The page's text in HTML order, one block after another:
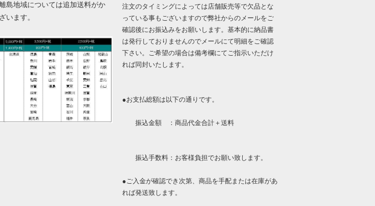
島地域については追加送料がか
います。
注文のタイミングによっては店舗販売等で欠品とな
っている事もございますので弊社からのメールをご
確認後にお振込みをお願いします。基本的に納品書
は発行しておりませんのでメールにて明細をご確認
下さい。ご希望の場合は備考欄にてご指示いただけ
れば同封いたします。
●お支払総額は以下の通りです。
振込金額 ：商品代金合計＋送料
振込手数料：お客様負担でお願い致します。
●ご入金が確認でき次第、商品を手配または在庫があ
れば発送致します。